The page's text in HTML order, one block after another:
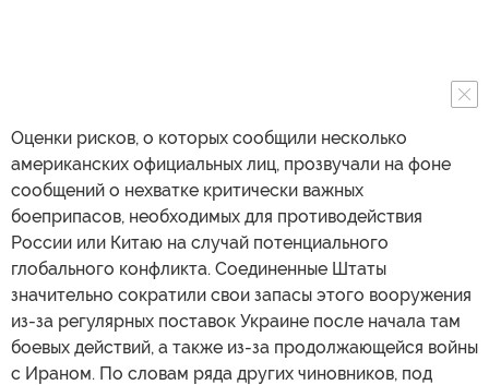
Оценки рисков, о которых сообщили несколько
американских официальных лиц, прозвучали на фоне
сообщений о нехватке критически важных
боеприпасов, необходимых для противодействия
России или Китаю на случай потенциального
глобального конфликта. Соединенные Штаты
значительно сократили свои запасы этого вооружения
из-за регулярных поставок Украине после начала там
боевых действий, а также из-за продолжающейся войны
с Ираном. По словам ряда других чиновников, под